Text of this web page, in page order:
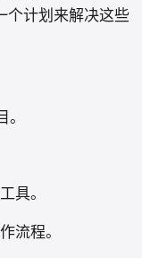
个计划来解决这些
具。
流程。